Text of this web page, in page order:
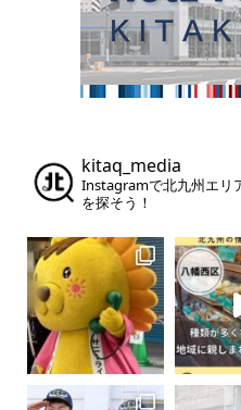
kitaq_media
Instagramで北九州エリ
を探そう！